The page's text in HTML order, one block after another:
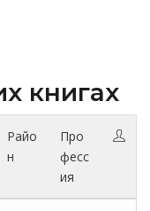
книгах
Райо
н
Про
фесс
ия